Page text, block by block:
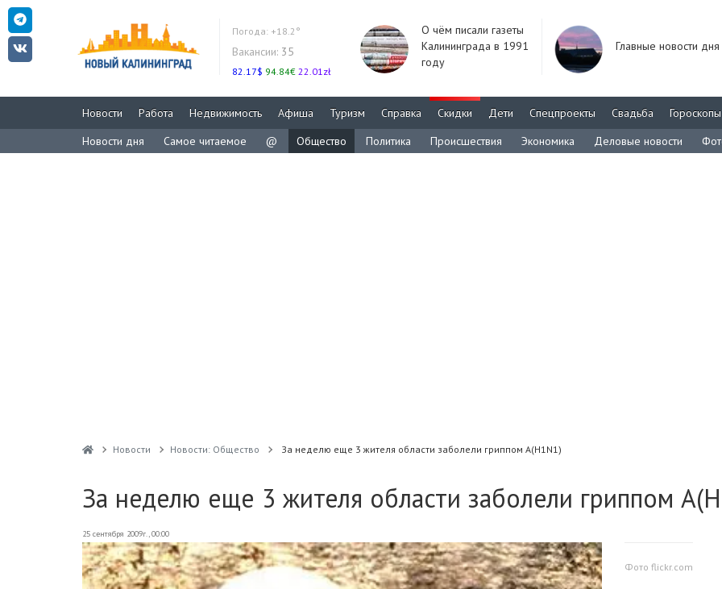
Погода: +18.2°
Вакансии: 35
82.17$ 94.84€ 22.01zł
О чём писали газеты
Калининграда в 1991
году
Главные новости дня
Новости Работа Недвижимость Афиша Туризм Справка Скидки Дети Спецпроекты Свадьба
Гороскопы
Новости дня
Самое читаемое @ Общество Политика Происшествия Экономика Деловые новости
Новости Новости: Общество За неделю еще 3 жителя области заболели гриппом А(H1N1)
За неделю еще 3 жителя области заболели гриппом
25 сентября 2009г., 00:00
Фото flickr.com